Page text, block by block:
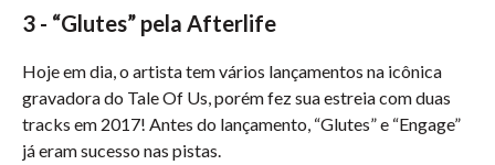
3 - “Glutes” pela Afterlife
Hoje em dia, o artista tem vários lançamentos na icônica
gravadora do Tale Of Us, porém fez sua estreia com duas
tracks em 2017! Antes do lançamento, “Glutes” e “Engage”
já eram sucesso nas pistas.